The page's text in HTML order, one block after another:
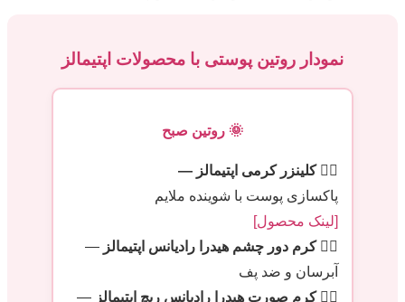
نمودار روتین پوستی با محصولات اپتیمالز
🌞 روتین صبح
۱️⃣ كلينزر كرمی اپتيمالز —
پاکسازی پوست با شوینده ملایم
[لینک محصول]
۲️⃣ کرم دور چشم هیدرا رادیانس اپتیمالز —
آبرسان و ضد پف
۳️⃣ کرم صورت هیدرا رادیانس ریچ اپتیمالز —